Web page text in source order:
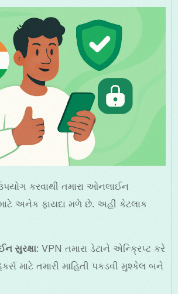
કરવાથી તમારા ઓનલાઈન
અનેક ફાયદા મળે છે. અહીં કેટલાક
સુરક્ષા: VPN તમારા ડેટાને એન્ક્રિપ્ટ કરે
માટે તમારી માહિતી પકડવી મુશ્કેલ બને